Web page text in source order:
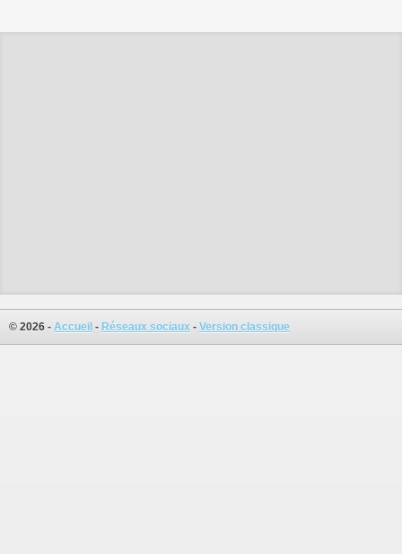
© 2026 - Accueil - Réseaux sociaux - Version classique